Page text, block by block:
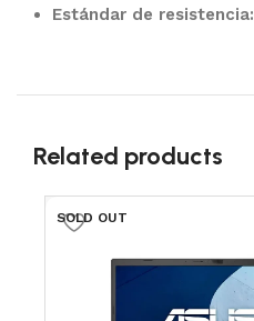
Estándar de resistencia:
Related products
SOLD OUT